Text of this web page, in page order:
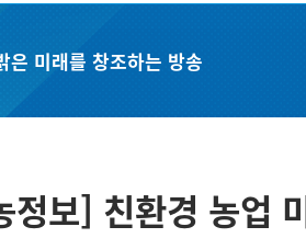
정치·행정
영어뉴스
은 미래를 창조하는 방송
정보] 친환경 농업